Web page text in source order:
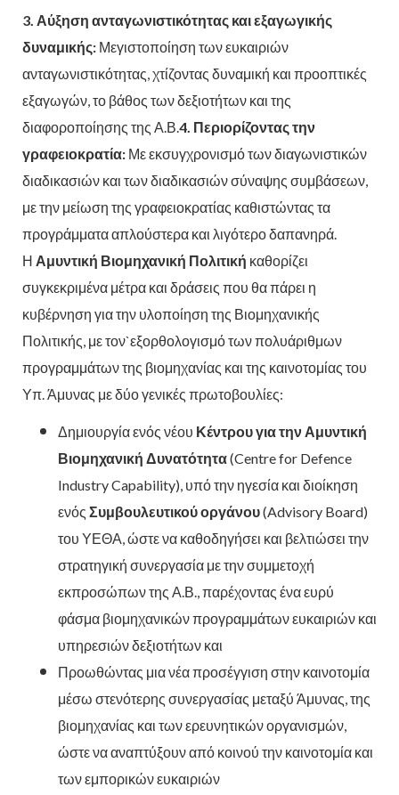
3. Αύξηση ανταγωνιστικότητας και εξαγωγικής
δυναμικής: Μεγιστοποίηση των ευκαιριών
ανταγωνιστικότητας, χτίζοντας δυναμική και προοπτικές
εξαγωγών, το βάθος των δεξιοτήτων και της
διαφοροποίησης της Α.Β. 4. Περιορίζοντας την
γραφειοκρατία: Με εκσυγχρονισμό των διαγωνιστικών
διαδικασιών και των διαδικασιών σύναψης συμβάσεων,
με την μείωση της γραφειοκρατίας καθιστώντας τα
προγράμματα απλούστερα και λιγότερο δαπανηρά.
Η Αμυντική Βιομηχανική Πολιτική καθορίζει
συγκεκριμένα μέτρα και δράσεις που θα πάρει η
κυβέρνηση για την υλοποίηση της Βιομηχανικής
Πολιτικής, με τον`εξορθολογισμό των πολυάριθμων
προγραμμάτων της βιομηχανίας και της καινοτομίας του
Υπ. Άμυνας με δύο γενικές πρωτοβουλίες:
Δημιουργία ενός νέου Κέντρου για την Αμυντική
Βιομηχανική Δυνατότητα(Centre for Defence
Industry Capability), υπό την ηγεσία και διοίκηση
ενός Συμβουλευτικού οργάνου(Advisory Board)
του ΥΕΘΑ, ώστε να καθοδηγήσει και βελτιώσει την
στρατηγική συνεργασία με την συμμετοχή
εκπροσώπων της Α.Β., παρέχοντας ένα ευρύ
φάσμα βιομηχανικών προγραμμάτων ευκαιριών και
υπηρεσιών δεξιοτήτων και
Προωθώντας μια νέα προσέγγιση στην καινοτομία
μέσω στενότερης συνεργασίας μεταξύ Άμυνας, της
βιομηχανίας και των ερευνητικών οργανισμών,
ώστε να αναπτύξουν από κοινού την καινοτομία και
των εμπορικών ευκαιριών